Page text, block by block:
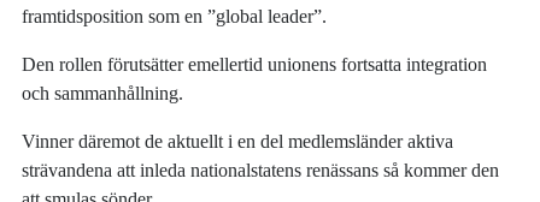
framtidsposition som en ”global leader”.
Den rollen förutsätter emellertid unionens fortsatta integration
och sammanhållning.
Vinner däremot de aktuellt i en del medlemsländer aktiva
strävandena att inleda nationalstatens renässans så kommer den